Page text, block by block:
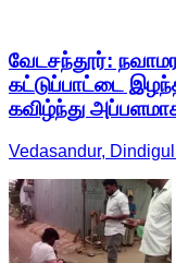
வேடசந்தூர்:
கட்டுப்பாட்டை
கவிழ்ந்து
Vedasandur,